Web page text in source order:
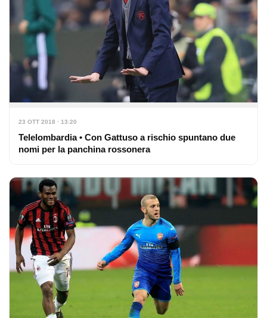
23 OTT 2018 · 13:20
Telelombardia • Con Gattuso a rischio spuntano due
nomi per la panchina rossonera